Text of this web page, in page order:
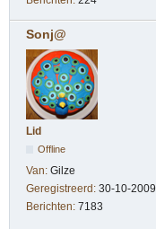
Sonj@
Lid
Offline
Van: Gilze
Geregistreerd: 30-10-2009
Berichten: 7183